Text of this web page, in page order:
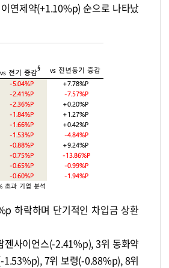
연제약(+1.10%p) 순으로 나타났
하락하며 단기적인 차입금 상환
사이언스(-2.41%p), 3위 동화약
7위 보령(-0.88%p), 8위